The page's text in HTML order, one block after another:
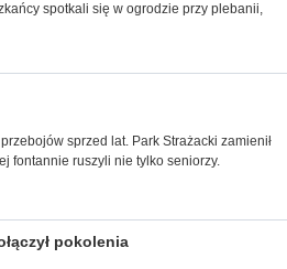
spotkali się w ogrodzie przy plebanii,
sprzed lat. Park Strażacki zamienił
fontannie ruszyli nie tylko seniorzy.
pokolenia